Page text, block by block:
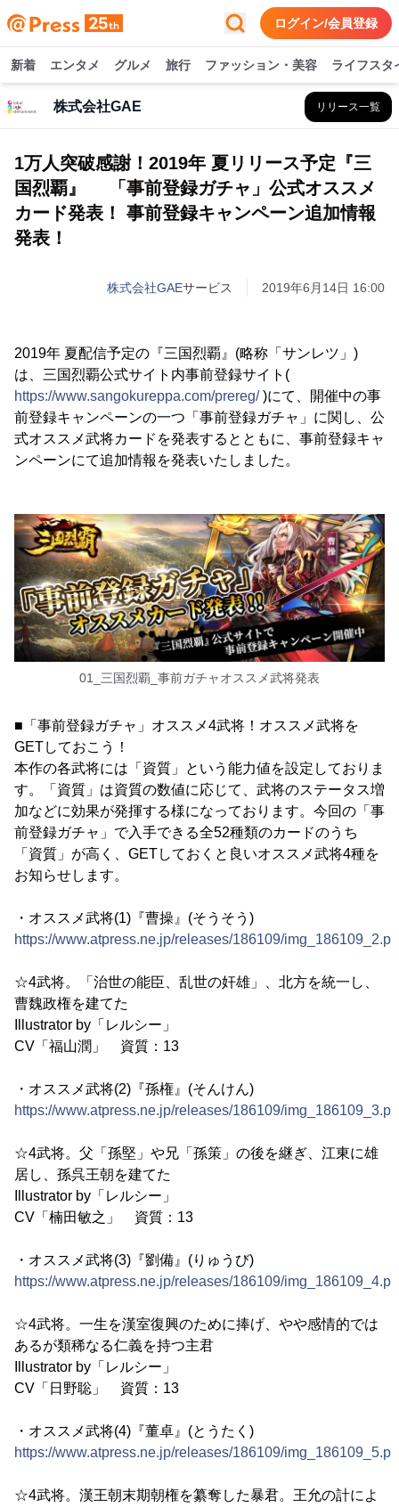
ログイン/会員登録
新着 エンタメ グルメ 旅行 ファッション・美容 ライフスタ
株式会社GAE リリース一覧
1万人突破感謝！2019年 夏リリース予定『三
国烈覇』 「事前登録ガチャ」公式オススメ
カード発表！ 事前登録キャンペーン追加情報
発表！
株式会社GAEサービス 2019年6月14日 16:00
2019年 夏配信予定の『三国烈覇』(略称「サンレツ」)
は、三国烈覇公式サイト内事前登録サイト(
https://www.sangokureppa.com/prereg/)にて、開催中の事
前登録キャンペーンの一つ「事前登録ガチャ」に関し、公
式オススメ武将カードを発表するとともに、事前登録キャ
ンペーンにて追加情報を発表いたしました。
01_三国烈覇_事前ガチャオススメ武将発表
■「事前登録ガチャ」オススメ4武将！オススメ武将を
GETしておこう！
本作の各武将には「資質」という能力値を設定しておりま
す。「資質」は資質の数値に応じて、武将のステータス増
加などに効果が発揮する様になっております。今回の「事
前登録ガチャ」で入手できる全52種類のカードのうち
「資質」が高く、GETしておくと良いオススメ武将4種を
お知らせします。
・オススメ武将(1)『曹操』(そうそう)
https://www.atpress.ne.jp/releases/186109/
☆4武将。「治世の能臣、乱世の奸雄」、北方を統一し、
曹魏政権を建てた
Illustrator by「レルシー」
CV「福山潤」 資質：13
・オススメ武将(2)『孫権』(そんけん)
https://www.atpress.ne.jp/releases/186109/
☆4武将。父「孫堅」や兄「孫策」の後を継ぎ、江東に雄
居し、孫呉王朝を建てた
Illustrator by「レルシー」
CV「楠田敏之」 資質：13
・オススメ武将(3)『劉備』(りゅうび)
https://www.atpress.ne.jp/releases/186109/
☆4武将。一生を漢室復興のために捧げ、やや感情的では
あるが類稀なる仁義を持つ主君
Illustrator by「レルシー」
CV「日野聡」 資質：13
・オススメ武将(4)『董卓』(とうたく)
https://www.atpress.ne.jp/releases/186109/
☆4武将。漢王朝末期朝権を纂奪した暴君。王允の計によ